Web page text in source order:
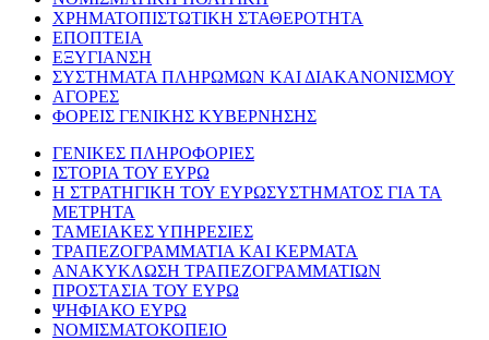
ΧΡΗΜΑΤΟΠΙΣΤΩΤΙΚΗ ΣΤΑΘΕΡΟΤΗΤΑ
ΕΠΟΠΤΕΙΑ
ΕΞΥΓΙΑΝΣΗ
ΣΥΣΤΗΜΑΤΑ ΠΛΗΡΩΜΩΝ ΚΑΙ ΔΙΑΚΑΝΟΝΙΣΜΟΥ
ΑΓΟΡΕΣ
ΦΟΡΕΙΣ ΓΕΝΙΚΗΣ ΚΥΒΕΡΝΗΣΗΣ
ΓΕΝΙΚΕΣ ΠΛΗΡΟΦΟΡΙΕΣ
ΙΣΤΟΡΙΑ ΤΟΥ ΕΥΡΩ
Η ΣΤΡΑΤΗΓΙΚΗ ΤΟΥ ΕΥΡΩΣΥΣΤΗΜΑΤΟΣ ΓΙΑ ΤΑ
ΜΕΤΡΗΤΑ
ΤΑΜΕΙΑΚΕΣ ΥΠΗΡΕΣΙΕΣ
ΤΡΑΠΕΖΟΓΡΑΜΜΑΤΙΑ ΚΑΙ ΚΕΡΜΑΤΑ
ΑΝΑΚΥΚΛΩΣΗ ΤΡΑΠΕΖΟΓΡΑΜΜΑΤΙΩΝ
ΠΡΟΣΤΑΣΙΑ ΤΟΥ ΕΥΡΩ
ΨΗΦΙΑΚΟ ΕΥΡΩ
ΝΟΜΙΣΜΑΤΟΚΟΠΕΙΟ